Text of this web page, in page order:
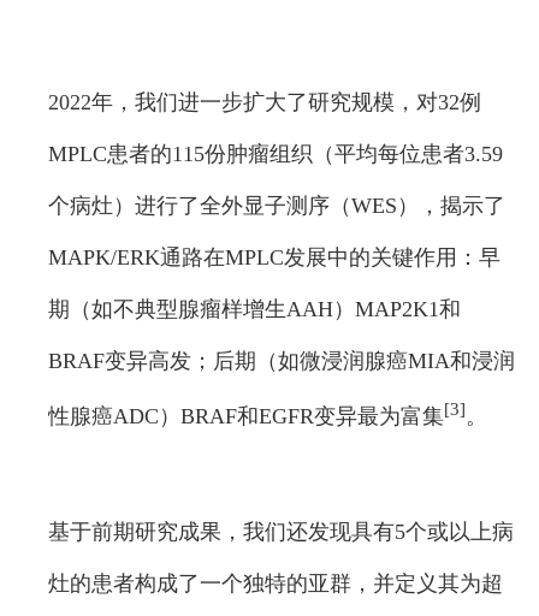
2022年，我们进一步扩大了研究规模，对32例
MPLC患者的115份肿瘤组织（平均每位患者3.59
个病灶）进行了全外显子测序（WES），揭示了
MAPK/ERK通路在MPLC发展中的关键作用：早
期（如不典型腺瘤样增生AAH）MAP2K1和
BRAF变异高发；后期（如微浸润腺癌MIA和浸润
性腺癌ADC）BRAF和EGFR变异最为富集[3]。
基于前期研究成果，我们还发现具有5个或以上病
灶的患者构成了一个独特的亚群，并定义其为超